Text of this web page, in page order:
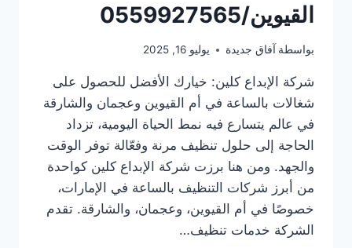
القيوين/0559927565
بواسطة آفاق جديدة يوليو 16, 2025
شركة الإبداع كلين: خيارك الأفضل للحصول على
شغالات بالساعة في أم القيوين وعجمان والشارقة
في عالم يتسارع فيه نمط الحياة اليومية، تزداد
الحاجة إلى حلول تنظيف مرنة وفعّالة توفر الوقت
والجهد. ومن هنا برزت شركة الإبداع كلين كواحدة
من أبرز شركات التنظيف بالساعة في الإمارات،
خصوصًا في أم القيوين، وعجمان، والشارقة. تقدم
الشركة خدمات تنظيف…